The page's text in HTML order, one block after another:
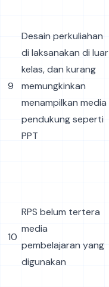
9
Desain perkuliahan
di laksanakan di luar
kelas, dan kurang
memungkinkan
menampilkan media
pendukung seperti
PPT
10
RPS belum tertera
media
pembelajaran yang
digunakan